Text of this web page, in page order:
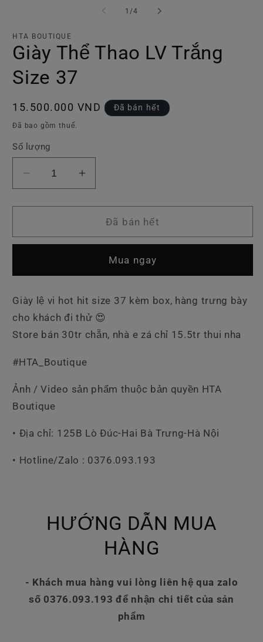
hộp
tương
tác
1 /trong
4
HTA BOUTIQUE
Giày Thể Thao LV Trắng
Size 37
Giá
thông
15.500.000 VND Đã bán hết
Đã bao gồm thuế.
Số lượng
Giảm
số
lượng
Giày
LV
Size
37
Tăng
số
lượng
Giày
Thao
LV
Size
37
Đã bán hết
Mua ngay
Giày lệ vi hot hit size 37 kèm box, hàng trưng bày
cho khách đi thử 😍
Store bán 30tr chẵn, nhà e zá chỉ 15.5tr thui nha
#HTA_Boutique
Ảnh / Video sản phẩm thuộc bản quyền HTA
Boutique
• Địa chỉ: 125B Lò Đúc-Hai Bà Trưng-Hà Nội
• Hotline/Zalo : 0376.093.193
HƯỚNG DẪN MUA
HÀNG
- Khách mua hàng vui lòng liên hệ qua zalo
số 0376.093.193 để nhận chi tiết của sản
phẩm